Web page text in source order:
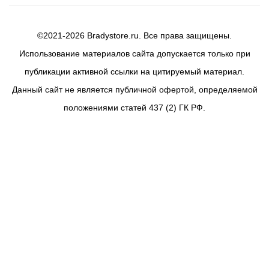
©2021-2026 Bradystore.ru. Все права защищены.
Использование материалов сайта допускается только при
публикации активной ссылки на цитируемый материал.
Данный сайт не является публичной офертой, определяемой
положениями статей 437 (2) ГК РФ.